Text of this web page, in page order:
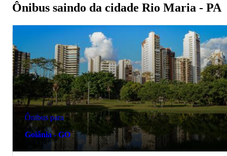
Ônibus saindo da cidade Rio Maria - PA
Ônibus para
Goiânia - GO